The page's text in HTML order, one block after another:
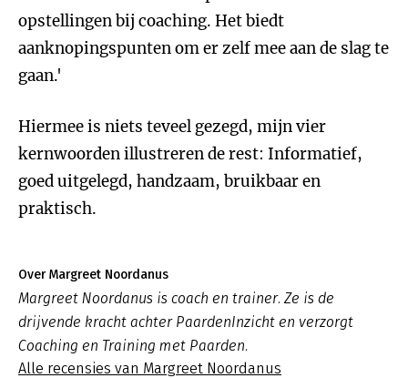
opstellingen bij coaching. Het biedt
aanknopingspunten om er zelf mee aan de slag te
gaan.'
Hiermee is niets teveel gezegd, mijn vier
kernwoorden illustreren de rest: Informatief,
goed uitgelegd, handzaam, bruikbaar en
praktisch.
Over Margreet Noordanus
Margreet Noordanus is coach en trainer. Ze is de
drijvende kracht achter PaardenInzicht en verzorgt
Coaching en Training met Paarden.
Alle recensies van Margreet Noordanus